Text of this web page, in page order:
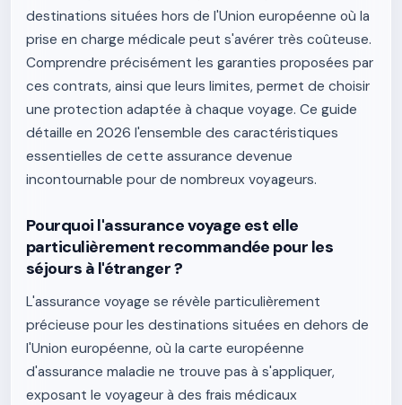
destinations situées hors de l'Union européenne où la
prise en charge médicale peut s'avérer très coûteuse.
Comprendre précisément les garanties proposées par
ces contrats, ainsi que leurs limites, permet de choisir
une protection adaptée à chaque voyage. Ce guide
détaille en 2026 l'ensemble des caractéristiques
essentielles de cette assurance devenue
incontournable pour de nombreux voyageurs.
Pourquoi l'assurance voyage est elle
particulièrement recommandée pour les
séjours à l'étranger ?
L'assurance voyage se révèle particulièrement
précieuse pour les destinations situées en dehors de
l'Union européenne, où la carte européenne
d'assurance maladie ne trouve pas à s'appliquer,
exposant le voyageur à des frais médicaux